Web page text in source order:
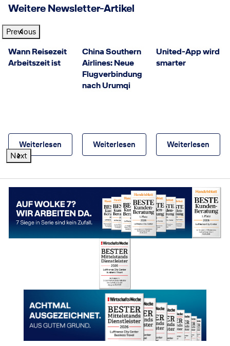
Weitere Newsletter-Artikel
Previous
Wann Reisezeit
Arbeitszeit ist
Weiterlesen
China Southern
Airlines: Neue
Flugverbindung
nach Urumqi
Weiterlesen
United-App wird
smarter
Weiterlesen
Next